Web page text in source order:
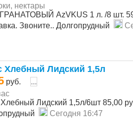
нектары
AzVKUS 1 л. /8 шт.
Звоните.. Долгопрудный
Хлебный Лидский 1,5л
руб.
...
Хлебный Лидский 1,5л/6шт 85,00
Сегодня 16:47